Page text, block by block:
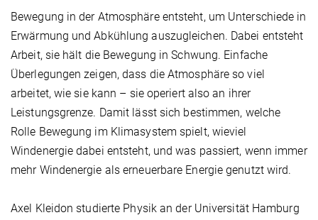
Bewegung in der Atmosphäre entsteht, um Unterschiede in
Erwärmung und Abkühlung auszugleichen. Dabei entsteht
Arbeit, sie hält die Bewegung in Schwung. Einfache
Überlegungen zeigen, dass die Atmosphäre so viel
arbeitet, wie sie kann – sie operiert also an ihrer
Leistungsgrenze. Damit lässt sich bestimmen, welche
Rolle Bewegung im Klimasystem spielt, wieviel
Windenergie dabei entsteht, und was passiert, wenn immer
mehr Windenergie als erneuerbare Energie genutzt wird.
Axel Kleidon studierte Physik an der Universität Hamburg